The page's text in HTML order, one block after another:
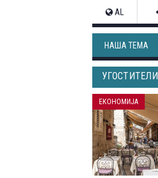
AL
НАША ТЕМА
УГОСТИТЕЛИ
ЕКОНОМИЈА